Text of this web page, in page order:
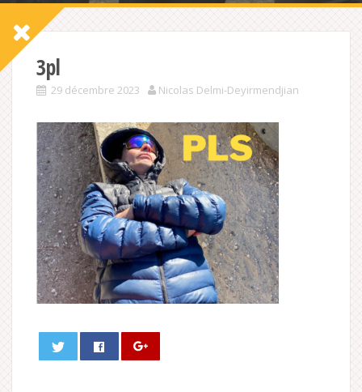
3pl
29 décembre 2023 Nicolas Delmi-Deyirmendjian